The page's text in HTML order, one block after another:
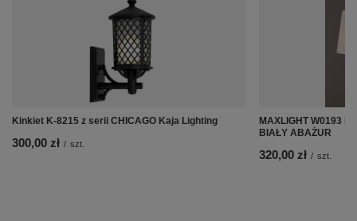
Kinkiet K-8215 z serii CHICAGO Kaja Lighting
300,00 zł / szt.
MAXLIGHT W0193
BIAŁY ABAŻUR
320,00 zł / szt.